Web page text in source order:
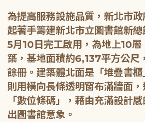
為提高服務設施品質，新北市
起著手籌建新北市立圖書館新
5月10日完工啟用，為地上10
築，基地面積約6,137平方公尺
餘冊。建築體北面是「堆疊書
則用橫向長條透明窗布滿牆面
「數位條碼」，藉由充滿設計
出圖書館意象。